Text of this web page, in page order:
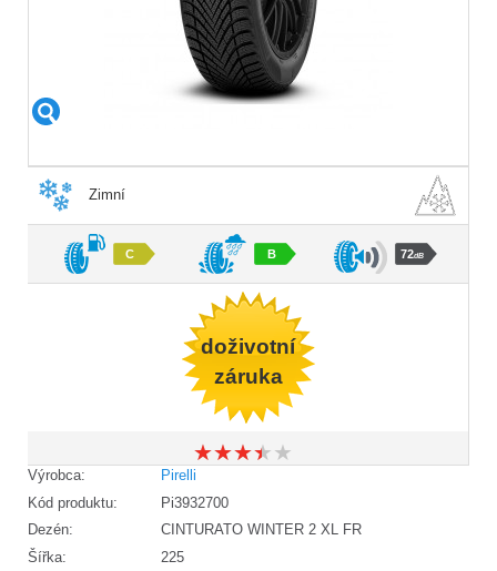
Zimní
C B 72dB
doživotní
záruka
★★★★★
★★★★★
Výrobca:
Pirelli
Kód produktu:
Pi3932700
Dezén:
CINTURATO WINTER 2 XL FR
Šířka:
225